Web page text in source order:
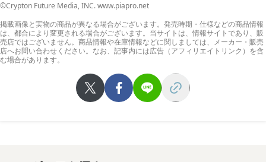
©Crypton Future Media, INC. www.piapro.net
掲載画像と実物の商品が異なる場合がございます。発売時期・仕様などの商品情報
は、都合により変更される場合がございます。当サイトは、情報サイトであり、販
売店ではございません。商品情報や在庫情報などに関しましては、メーカー・販売
店へお問い合わせください。なお、記事内には広告（アフィリエイトリンク）を含
む場合があります。